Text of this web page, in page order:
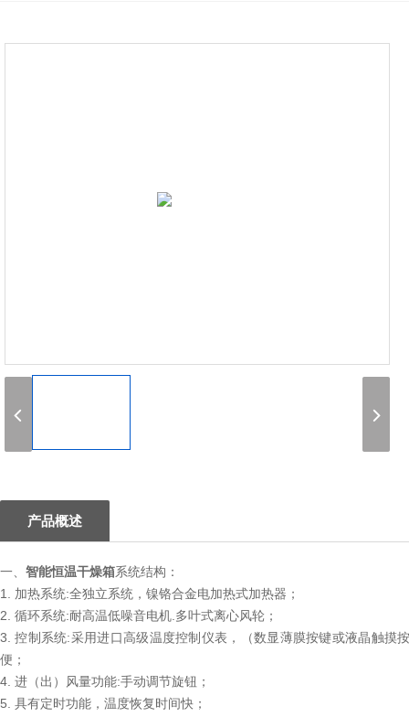
产品概述
一、 智能恒温干燥箱系统结构：
1. 加热系统:全独立系统，镍铬合金电加热式加热器；
2. 循环系统:耐高温低噪音电机.多叶式离心风轮；
3. 控制系统:采用进口高级温度控制仪表，（数显薄膜按键或液晶触摸
便；
4. 进（出）风量功能:手动调节旋钮；
5. 具有定时功能，温度恢复时间快；